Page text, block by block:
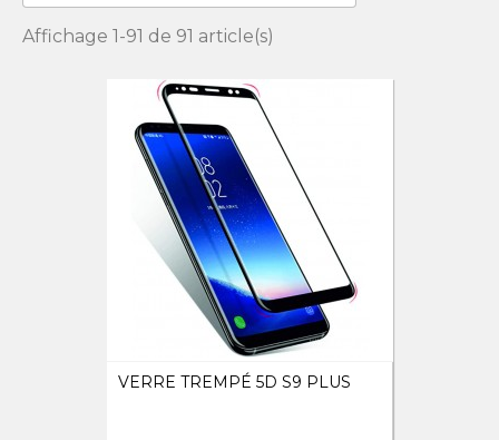
Affichage 1-91 de 91 article(s)
VERRE TREMPÉ 5D S9 PLUS